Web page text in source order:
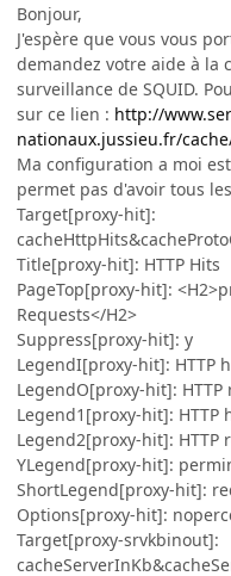
Bonjour,
J'espère que vous vous
demandez votre aide à la
surveillance de SQUID.
sur ce lien : http://
nationaux.jussieu.fr/
Ma configuration a moi
permet pas d'avoir tous
Target[proxy-hit]:
Title[proxy-hit]: HTTP Hits
PageTop[proxy-hit]:
Requests</H2>
Suppress[proxy-hit]: y
LegendI[proxy-hit]: HTTP
LegendO[proxy-hit]: HTTP
Legend1[proxy-hit]: HTTP
Legend2[proxy-hit]: HTTP
YLegend[proxy-hit]:
ShortLegend[proxy-hit]:
Options[proxy-hit]:
Target[proxy-srvkbinout]: